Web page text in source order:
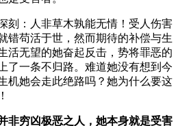
刻：人非草木孰能无情！受人伤害
错苟活于世，然而期待的补偿与生
活无望的她奋起反击，势将罪恶的
了一条不归路。难道她没有想到今
机她会走此绝路吗？她为什么要这
非穷凶极恶之人，她本身就是受害